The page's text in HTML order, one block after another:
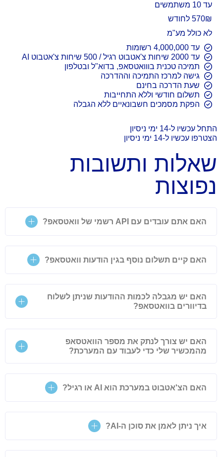
עד 10 משתמשים
570₪ לחודש
לא כולל מע"מ
עד 4,000,000 רשומות
עד 2000 שיחות צ'אטבוט רגיל / 500 שיחות צ'אטבוט AI
תמיכה טכנית בווואטסאפ, בדוא"ל ובטלפון
גישה למרכז התמיכה וההדרכה
שעת הדרכה בחינם
תשלום חודשי וללא התחייבות
הפקת מסמכים חשבונאיים ללא הגבלה
התחל עכשיו ל-14 ימי ניסיון
הצטרפו עכשיו ל-14 ימי ניסיון
שאלות ותשובות
נפוצות
האם אתם עובדים עם API רשמי של וואטסאפ?
האם קיים תשלום נוסף בגין הודעות וואטסאפ?
האם יש מגבלה לכמות ההודעות שניתן לשלוח
בדיוורים בוואטסאפ?
האם יש צורך לנתק את מספר הוואטסאפ
מהמכשיר שלי כדי לעבוד עם המערכת?
האם הצ'אטבוט במערכת הוא AI או רגיל?
איך ניתן לאמן את סוכן ה-AI?